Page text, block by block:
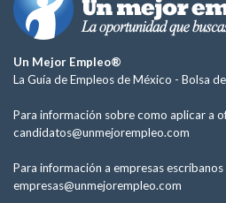
Un Mejor Empleo®
La Guía de Empleos de México - Bolsa
Para información sobre como aplicar a
candidatos@unmejorempleo.com
Para información a empresas escríbanos
empresas@unmejorempleo.com